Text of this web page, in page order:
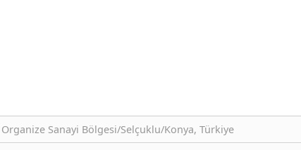
Sanayi Bölgesi/Selçuklu/Konya, Türkiye